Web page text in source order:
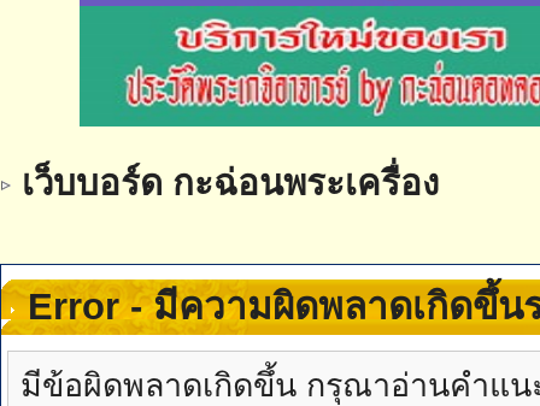
เว็บบอร์ด กะฉ่อนพระเครื่อง
Error - มีความผิดพลาดเกิดขึ้น
มีข้อผิดพลาดเกิดขึ้น กรุณาอ่านคำแน